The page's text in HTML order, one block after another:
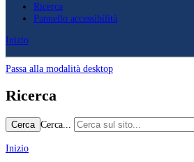
Ricerca
Pannello accessibilità
Inizio
Passa alla modalità desktop
Ricerca
Cerca Cerca...
Inizio